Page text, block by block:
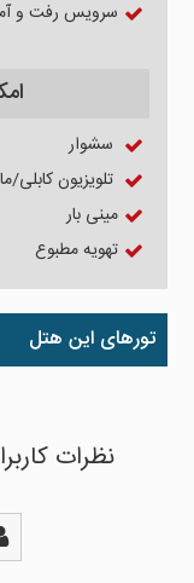
سرویس رفت و
سشوار
تلویزیون کابلی/
مینی بار
تهویه مطبوع
تورهای این هتل
نظرات